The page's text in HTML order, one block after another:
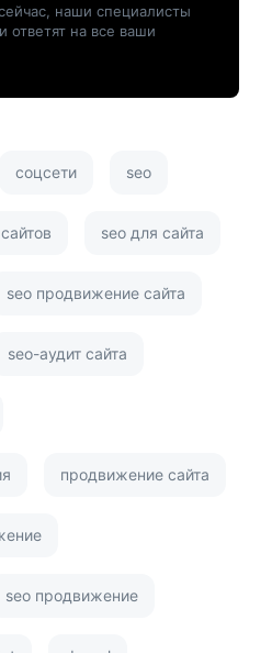
наши специалисты
ответят на все ваши
соцсети seo
seo для сайта
seo продвижение сайта
seo-аудит сайта
продвижение сайта
seo продвижение